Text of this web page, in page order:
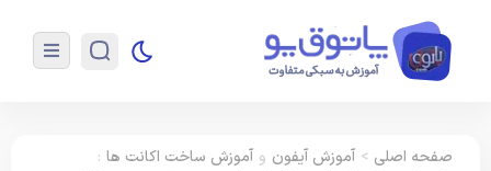
صفحه اصلی > آموزش آیفون و آموزش ساخت اکانت ها :